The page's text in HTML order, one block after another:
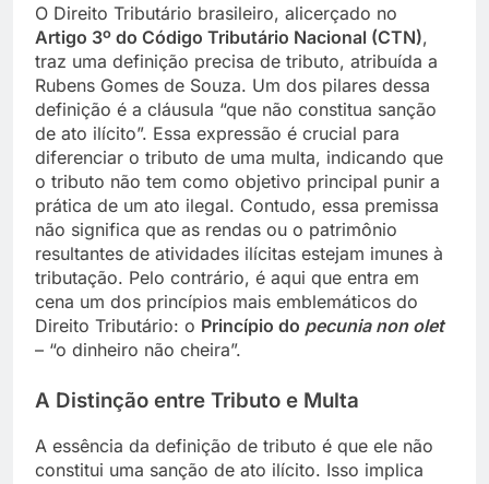
O Direito Tributário brasileiro, alicerçado no
Artigo 3º do Código Tributário Nacional (CTN),
traz uma definição precisa de tributo, atribuída a
Rubens Gomes de Souza. Um dos pilares dessa
definição é a cláusula “que não constitua sanção
de ato ilícito”. Essa expressão é crucial para
diferenciar o tributo de uma multa, indicando que
o tributo não tem como objetivo principal punir a
prática de um ato ilegal. Contudo, essa premissa
não significa que as rendas ou o patrimônio
resultantes de atividades ilícitas estejam imunes à
tributação. Pelo contrário, é aqui que entra em
cena um dos princípios mais emblemáticos do
Direito Tributário: o Princípio do pecunia non olet
– “o dinheiro não cheira”.
A Distinção entre Tributo e Multa
A essência da definição de tributo é que ele não
constitui uma sanção de ato ilícito. Isso implica